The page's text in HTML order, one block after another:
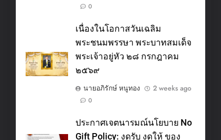
0
เนื่องในโอกาสวันเฉลิม
พระชนมพรรษา พระบาทสมเด็จ
พระเจ้าอยู่หัว ๒๘ กรกฎาคม
๒๕๖๙
นายอภิรักษ์ หนูทอง
2 weeks ago
0
ประกาศเจตนารมณ์นโยบาย No
Gift Policy: งดรับ งดให้ ของ